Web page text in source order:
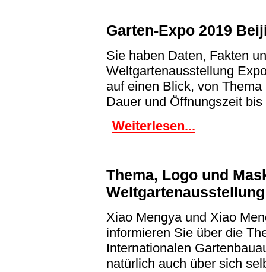
Garten-Expo 2019
Sie haben Daten, Fakten
Weltgartenausstellung
auf einen Blick, von
Dauer und Öffnungszeit
Weiterlesen...
Thema, Logo und
Xiao Mengya und Xiao
informieren Sie über die
Internationalen
natürlich auch über sich